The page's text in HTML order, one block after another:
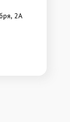
2А